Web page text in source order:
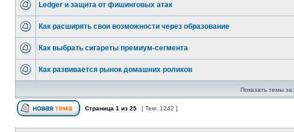
Ledger и защита от фишинговых атак
Как расширять свои возможности через образование
Как выбрать сигареты премиум-сегмента
Как развивается рынок домашних роликов
Показать темы за:
Страница 1 из 25 [ Тем: 1242 ]